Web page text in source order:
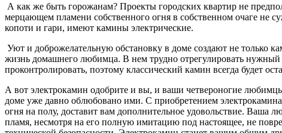
А как же быть горожанам? Проекты городских квартир не
мерцающем пламени собственного огня в собственном очаге не
копоти и гари, имеют камины электрические.
Уют и доброжелательную обстановку в доме создают не только
жизнь домашнего любимца. В нем трудно отрегулировать
проконтролировать, поэтому классический камин всегда будет
А вот электрокамин одобрите и вы, и ваши четвероногие
доме уже давно облюбовано ими. С приобретением
огня на полу, доставит вам дополнительное удовольствие. Ваша
пламя, несмотря на его полную имитацию под настоящее, не